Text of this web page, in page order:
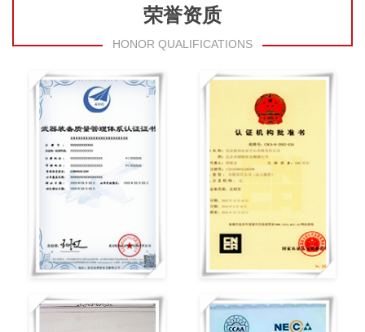
荣誉资质
HONOR QUALIFICATIONS